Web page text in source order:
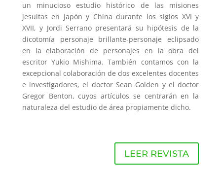
un minucioso estudio histórico de las misiones
jesuitas en Japón y China durante los siglos XVI y
XVII, y Jordi Serrano presentará su hipótesis de la
dicotomía personaje brillante-personaje eclipsado
en la elaboración de personajes en la obra del
escritor Yukio Mishima. También contamos con la
excepcional colaboración de dos excelentes docentes
e investigadores, el doctor Sean Golden y el doctor
Gregor Benton, cuyos artículos se centrarán en la
naturaleza del estudio de área propiamente dicho.
LEER REVISTA